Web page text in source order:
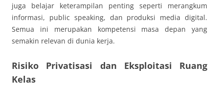
juga belajar keterampilan penting seperti merangkum
informasi, public speaking, dan produksi media digital.
Semua ini merupakan kompetensi masa depan yang
semakin relevan di dunia kerja.
Risiko Privatisasi dan Eksploitasi Ruang
Kelas